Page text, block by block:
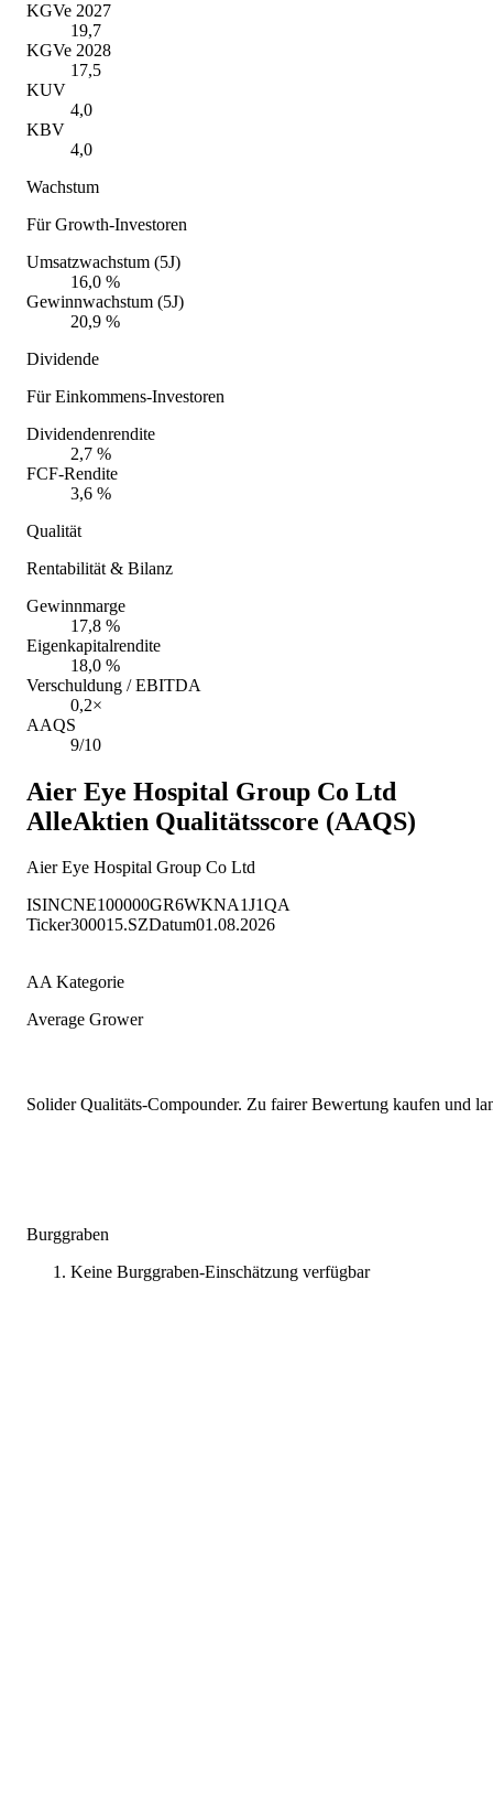
KGVe 2027
19,7
KGVe 2028
17,5
KUV
4,0
KBV
4,0
Wachstum
Für Growth-Investoren
Umsatzwachstum (5J)
16,0 %
Gewinnwachstum (5J)
20,9 %
Dividende
Für Einkommens-Investoren
Dividendenrendite
2,7 %
FCF-Rendite
3,6 %
Qualität
Rentabilität & Bilanz
Gewinnmarge
17,8 %
Eigenkapitalrendite
18,0 %
Verschuldung / EBITDA
0,2×
AAQS
9/10
Aier Eye Hospital Group Co Ltd
AlleAktien Qualitätsscore (AAQS)
Aier Eye Hospital Group Co Ltd
ISINCNE100000GR6WKNA1J1QA
Ticker300015.SZDatum01.08.2026
AA Kategorie
Average Grower
Solider Qualitäts-Compounder. Zu fairer Bewertung kaufen und
Burggraben
Keine Burggraben-Einschätzung verfügbar